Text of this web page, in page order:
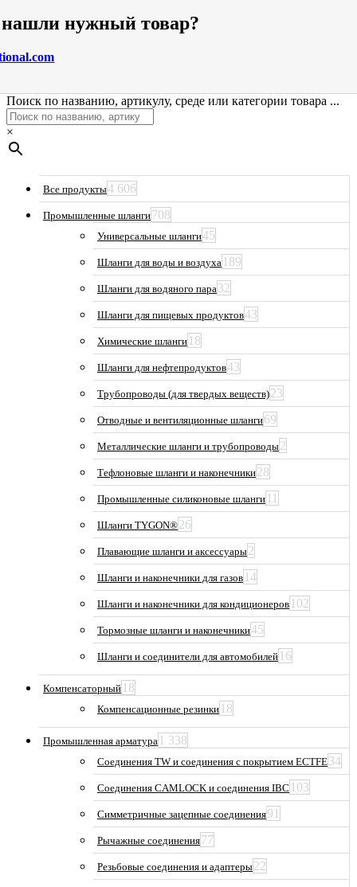
нужный товар?
Поиск по названию, артикулу, среде или категории товара ...
×
Все продукты4 606
Промышленные шланги708
Универсальные шланги45
Шланги для воды и воздуха 189
Шланги для водяного пара32
Шланги для пищевых продуктов43
Химические шланги 18
Шланги для нефтепродуктов43
Трубопроводы (для твердых веществ)23
Отводные и вентиляционные шланги69
Металлические шланги и трубопроводы2
Тефлоновые шланги и наконечники28
Промышленные силиконовые шланги 11
Шланги TYGON®26
Плавающие шланги и аксессуары2
Шланги и наконечники для газов 14
Шланги и наконечники для кондиционеров 102
Тормозные шланги и наконечники45
Шланги и соединители для автомобилей 16
Компенсаторный 18
Компенсационные резинки 18
Промышленная арматура 1 338
Соединения TW и соединения с покрытием ECTFE34
Соединения CAMLOCK и соединения IBC 103
Симметричные зацепные соединения91
Рычажные соединения77
Резьбовые соединения и адаптеры22